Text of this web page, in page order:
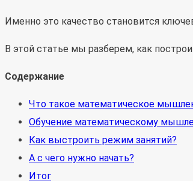
Именно это качество становится
В этой статье мы разберем, как
Содержание
Что такое математическое
Обучение математическому
Как выстроить режим занятий?
А с чего нужно начать?
Итог